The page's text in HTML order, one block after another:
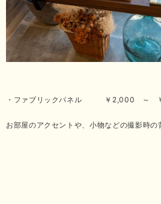
・ファブリックパネル ￥2,000 ～ ￥
お部屋のアクセントや、小物などの撮影時の